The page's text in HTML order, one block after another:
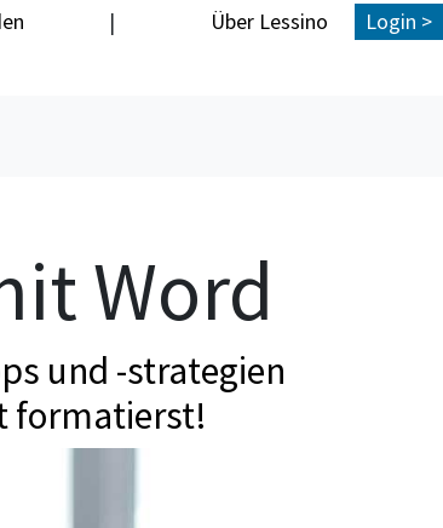
| Über Lessino Login >
Word
und -strategien
formatierst!